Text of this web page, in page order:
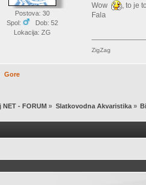
Postova: 30
Spol:
Dob: 52
Lokacija: ZG
Wow
, to je
Fala
ZigZag
Gore
NET - FORUM » Slatkovodna Akvaristika»